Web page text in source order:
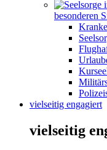
besonderen
vielseitig engagiert
vielseitig